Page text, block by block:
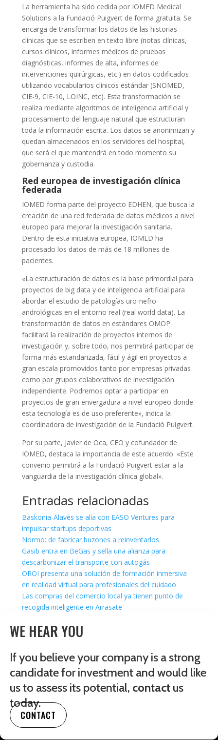
La herramienta ha sido cedida por IOMED Medical
Solutions a la Fundació Puigvert de forma gratuita. Se
encarga de transformar los datos de las historias
clínicas que se escriben en texto libre (notas clínicas,
cursos clínicos, informes médicos de pruebas
diagnósticas, informes de alta, informes de
intervenciones quirúrgicas, etc.) en datos codificados
utilizando vocabularios clínicos estándar (SNOMED,
CIE-9, CIE-10, LOINC, etc). Esta transformación se
realiza mediante algoritmos de inteligencia artificial y
procesamiento del lenguaje natural que estructuran
toda la información escrita. Los datos se anonimizan y
quedan almacenados en los servidores del hospital,
que será el que mantendrá en todo momento su
gobernanza y custodia.
Red europea de investigación clínica
federada
IOMED forma parte del proyecto EDHEN, que busca la
creación de una red federada de datos médicos a nivel
europeo para mejorar la investigación sanitaria.
Dentro de esta iniciativa europea, IOMED ha
procesado los datos de más de 18 millones de
pacientes.
«La estructuración de datos es la base primordial para
proyectos de big data y de inteligencia artificial para
abordar el estudio de patologías uro-nefro-
andrológicas en el entorno real (real world data). La
transformación de datos en estándares OMOP
facilitará la realización de proyectos internos de
investigación y, sobre todo, nos permitirá participar de
forma más estandarizada, fácil y ágil en proyectos a
gran escala promovidos tanto por empresas privadas
como por grupos colaborativos de investigación
independiente. Podremos optar a participar en
proyectos de gran envergadura a nivel europeo donde
esta tecnología es de uso preferente», indica la
coordinadora de investigación de la Fundació Puigvert.
Por su parte, Javier de Oca, CEO y cofundador de
IOMED, destaca la importancia de este acuerdo. «Este
convenio permitirá a la Fundació Puigvert estar a la
vanguardia de la investigación clínica global».
Entradas relacionadas
Baskonia-Alavés se alía con EASO Ventures para
impulsar startups deportivas
Normo: de fabricar buzones a reinventarlos
Gasib entra en BeGas y sella una alianza para
descarbonizar el transporte con autogás
OROI presenta una solución de formación inmersiva
en realidad virtual para profesionales del cuidado
Las compras del comercio local ya tienen punto de
recogida inteligente en Arrasate
WE HEAR YOU
If you believe your company is a strong
candidate for investment and would like
us to assess its potential, contact us
today.
CONTACT